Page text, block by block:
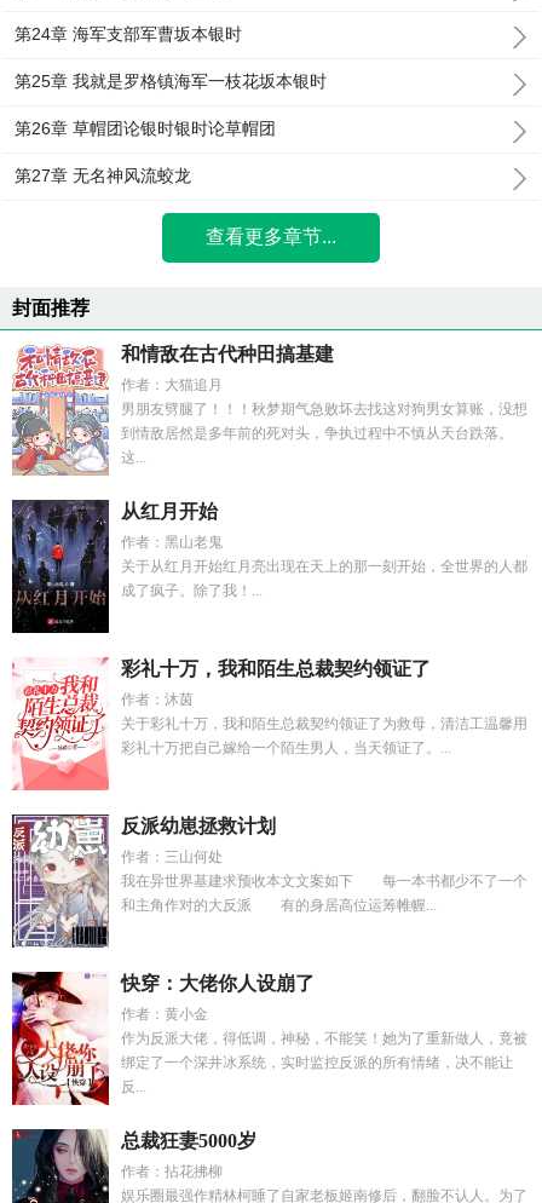
第24章 海军支部军曹坂本银时
第25章 我就是罗格镇海军一枝花坂本银时
第26章 草帽团论银时银时论草帽团
第27章 无名神风流蛟龙
查看更多章节...
封面推荐
和情敌在古代种田搞基建
作者：大猫追月
男朋友劈腿了！！！秋梦期气急败坏去找这对狗男女算账，没想
到情敌居然是多年前的死对头，争执过程中不慎从天台跌落。
这...
从红月开始
作者：黑山老鬼
关于从红月开始红月亮出现在天上的那一刻开始，全世界的人都
成了疯子。除了我！...
彩礼十万，我和陌生总裁契约领证了
作者：沐茵
关于彩礼十万，我和陌生总裁契约领证了为救母，清洁工温馨用
彩礼十万把自己嫁给一个陌生男人，当天领证了。...
反派幼崽拯救计划
作者：三山何处
我在异世界基建求预收本文文案如下 每一本书都少不了一个
和主角作对的大反派 有的身居高位运筹帷幄...
快穿：大佬你人设崩了
作者：黄小金
作为反派大佬，得低调，神秘，不能笑！她为了重新做人，竟被
绑定了一个深井冰系统，实时监控反派的所有情绪，决不能让
反...
总裁狂妻5000岁
作者：拈花拂柳
娱乐圈最强作精林柯睡了自家老板姬南修后，翻脸不认人。为了